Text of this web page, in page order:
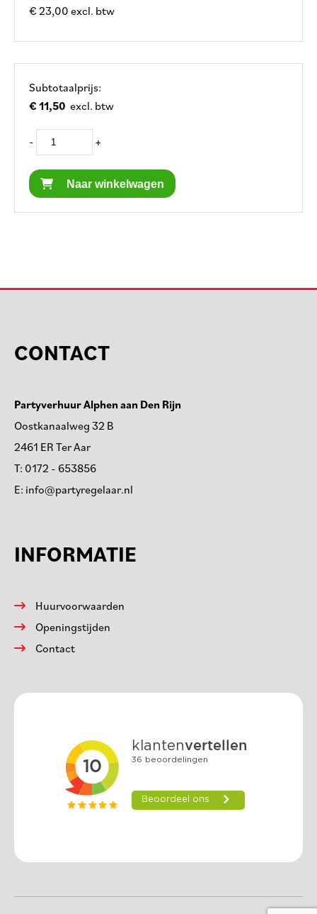
€ 23,00 excl. btw
Subtotaalprijs:
€ 11,50 excl. btw
- +
Naar winkelwagen
CONTACT
Partyverhuur Alphen aan Den Rijn
Oostkanaalweg 32 B
2461 ER Ter Aar
T: 0172 - 653856
E: info@partyregelaar.nl
INFORMATIE
Huurvoorwaarden
Openingstijden
Contact